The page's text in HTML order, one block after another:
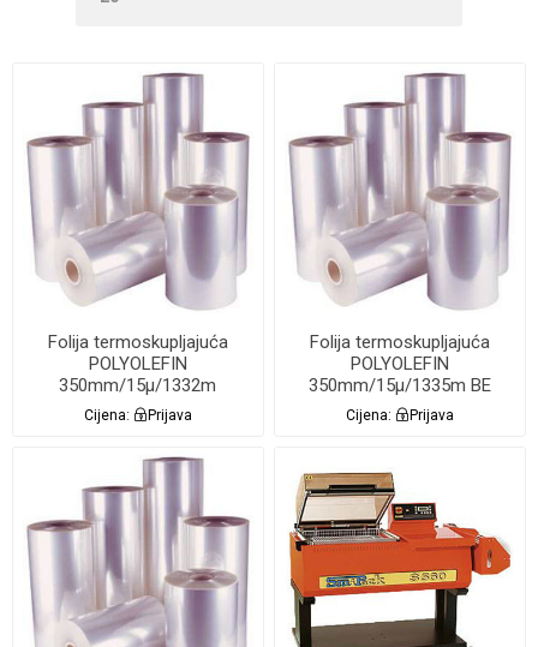
Folija termoskupljajuća
POLYOLEFIN
350mm/15µ/1332m
Lamin8er
Cijena: Prijava
Folija termoskupljajuća
POLYOLEFIN
350mm/15µ/1335m BE
Cijena: Prijava